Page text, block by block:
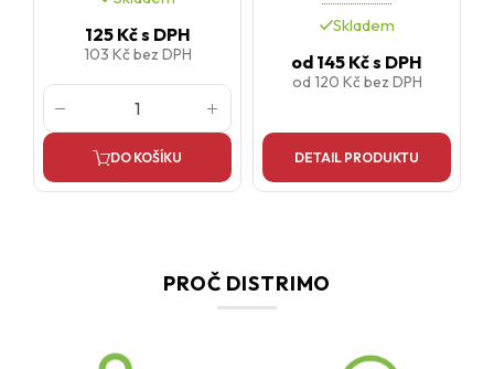
125 Kčs DPH
103 Kčbez DPH
DO KOŠÍKU
Skladem
od 145 Kčs DPH
od 120 Kčbez DPH
DETAIL PRODUKTU
PROČ DISTRIMO